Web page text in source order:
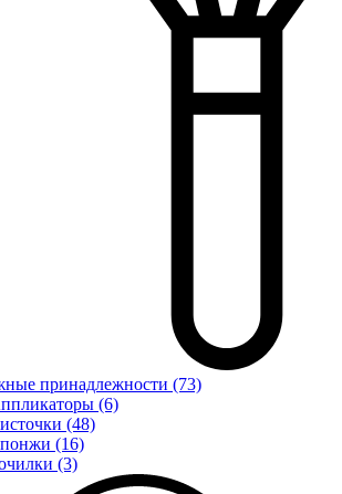
принадлежности (73)
(6)
(48)
(16)
(3)